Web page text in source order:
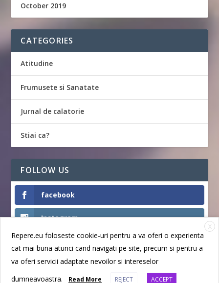
October 2019
CATEGORIES
Atitudine
Frumusete si Sanatate
Jurnal de calatorie
Stiai ca?
FOLLOW US
facebook
Instagram
X
Repere.eu foloseste cookie-uri pentru a va oferi o experienta
cat mai buna atunci cand navigati pe site, precum si pentru a
va oferi servicii adaptate nevoilor si intereselor
dumneavoastra.
Read More REJECT ACCEPT